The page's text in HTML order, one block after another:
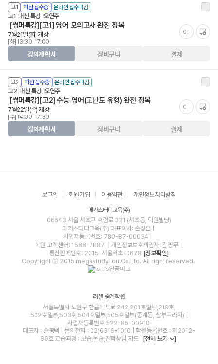
고1 학원 접수중 온라인 접수마감
고1 내신 특강 오연주
[썸머특강][고1] 영어 모의고사 완전 정복
OT
7월21일(화) 개강
[화] 13:30-17:00
강의계획서 장바구니 결제
고2 학원 접수중 온라인 접수마감
고2 내신 특강 오연주
[썸머특강][고2] 수능 영어(고난도 유형) 완전 정복
OT
7월22일(수) 개강
[수] 14:00-17:30
강의계획서 장바구니 결제
로그인 회원가입 이용약관 개인정보처리방침
메가스터디교육(주)
06643 서울 서초구 효령로 321 (서초동, 덕원빌딩)
메가스터디교육(주) 대표이사: 손성은 |
사업자등록번호: 780-87-00034
학원 고객센터: 1588-7887
| 개인정보보호책임자: 김영무
통신판매번호: 2015-서울서초-0678 [정보확인]
Copyright ⓒ 2015 megastudyEdu.Co.Ltd. All right reserved.
러셀 중계학원
서울특별시 노원구 한글비석로 242,201호일부,219호,
502호일부,503호,504호일부,505호일부(중계동, 삼부프라자) |
사업자등록번호 522-85-00910
대표자 : 손봉택 | 문의전화 : 02)6316-1010 | 학원등록번호 : 제2012-
89호 교습과정 : 보습,논술,진학상담,지도 [전체 보기 ]